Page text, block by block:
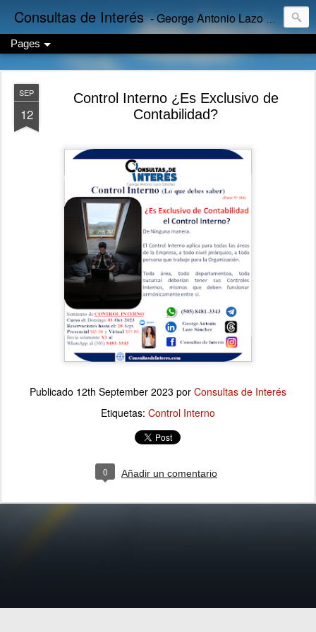
Consultas de Interés - George Antonio Lazo Sánchez
Pages
SEP
12
Control Interno ¿Es Exclusivo de
Contabilidad?
Publicado 12th September 2023 por Consultas de Interés
Etiquetas: Control Interno
0 Añadir un comentario